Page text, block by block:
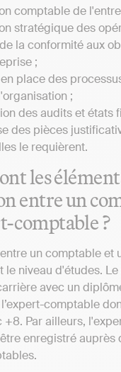
comptable de
stratégique des
la conformité aux
;
place des
;
des audits et états
des pièces
le requièrent.
les
entre un
comptable ?
un comptable et
le niveau d'études.
avec un
comptable
+8. Par ailleurs,
enregistré auprès